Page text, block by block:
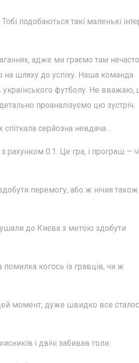
подобаються такі маленькі
адже ми граємо там
шляху до успіху. Наша команда
українського футболу. Не вважаю,
проаналізуємо цю зустріч.
серйозна невдача...
рахунком 0:1. Це гра, і програш —
перемогу, або ж нічия також
до Києва з метою здобути
когось із гравців, чи ж
момент, дуже швидко все
і двічі забивав голи.